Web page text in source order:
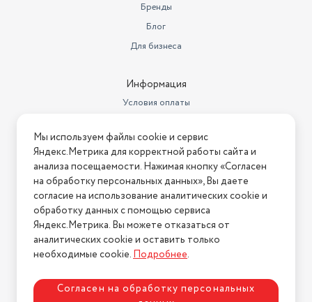
Бренды
Блог
Для бизнеса
Информация
Условия оплаты
Условия возврата
Нашли ошибку на сайте? Напишите нам
2026 © Интернет-магазин "АстМаркет". У нас есть всё!
Политика конфиденциальности
Мы используем файлы cookie и сервис
Яндекс.Метрика для корректной работы сайта и
анализа посещаемости. Нажимая кнопку «Согласен
на обработку персональных данных», Вы даете
согласие на использование аналитических cookie и
обработку данных с помощью сервиса
Яндекс.Метрика. Вы можете отказаться от
аналитических cookie и оставить только
необходимые cookie.Подробнее.
Согласен на обработку персональных